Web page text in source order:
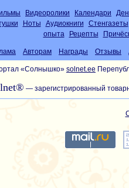
Видеоролики Календари
Ноты Аудиокниги
Стенгазеты
опыта
Рецепты
Авторам Награды Отзывы
«Солнышко» solnet.ee
— зарегистрированный